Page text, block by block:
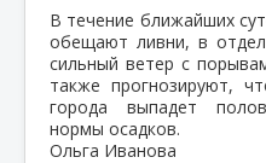
В течение ближайших
обещают ливни, в
сильный ветер с
также прогнозируют,
города выпадет
нормы осадков.
Ольга Иванова